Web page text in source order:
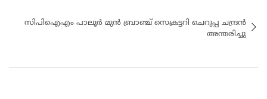
സിപിഐഎം പാലൂർ മുൻ ബ്രാഞ്ച് സെക്രട്ടറി ചെറുപ്പ ചന്ദ്രൻ
അന്തരിച്ചു